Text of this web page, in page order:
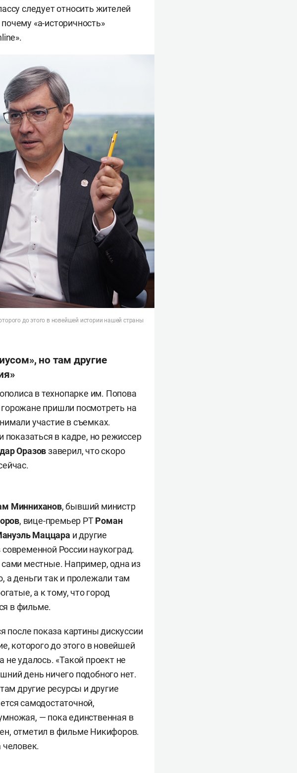
следует относить жителей
«а-историчность»
до этого в новейшей истории нашей страны
но там другие
в технопарке им. Попова
пришли посмотреть на
участие в съемках.
показаться в кадре, но режиссер
Оразовзаверил, что скоро
Минниханов, бывший министр
, вице-премьер РТРоман
Маццара и другие
России наукоград.
местные. Например, одна из
а деньги так и пролежали там
а к тому, что город
в фильме.
после показа картины дискуссии
которого до этого в новейшей
не удалось. «Такой проект не
день ничего подобного нет.
другие ресурсы и другие
самодостаточной,
— пока единственная в
отметил в фильме Никифоров.